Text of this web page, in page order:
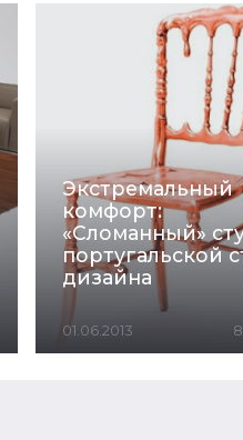
Экстремальный
комфорт:
«Сломанный»
португальской
дизайна
01.06.2013